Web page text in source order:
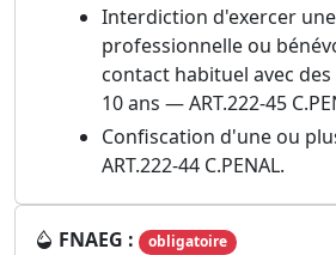
Interdiction d'exercer
professionnelle ou
contact habituel avec
10 ans — ART.222-45
Confiscation d'une ou
ART.222-44 C.PENAL.
FNAEG : obligatoire